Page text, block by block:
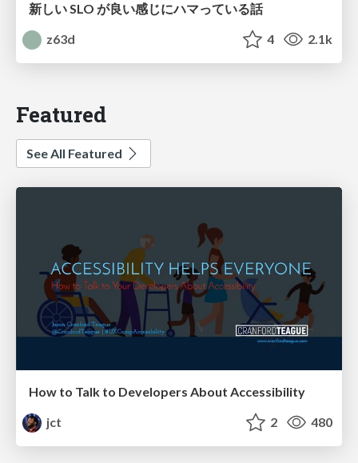
新しい SLO が良い感じにハマっている話
z63d
4 2.1k
Featured
See All Featured
How to Talk to Developers About Accessibility
jct
2 480